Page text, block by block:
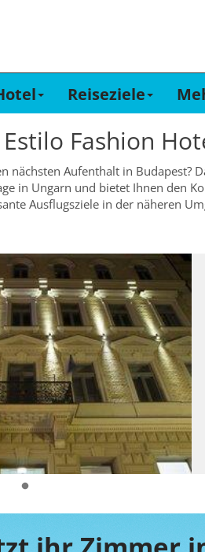
Reiseziele
Estilo Fashion
nächsten Aufenthalt in Budapest?
in Ungarn und bietet Ihnen den
Ausflugsziele in der näheren